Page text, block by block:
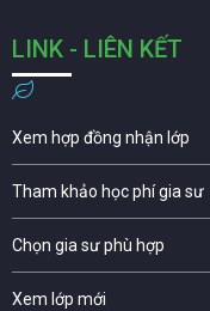
LINK - LIÊN KẾT
Xem hợp đồng nhận lớp
Tham khảo học phí gia sư
Chọn gia sư phù hợp
Xem lớp mới